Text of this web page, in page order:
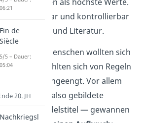
sollte erklärbar und kontrollierbar
auch Kunst und Literatur.
viele junge Menschen wollten sich
lösen. Sie fühlten sich von Regeln
Hierarchien eingeengt. Vor allem
— also gebildete
ohne Adelstitel — gewannen
06:21
Fin de
Siècle
5/5 – Dauer:
05:04
20. JH
Nachkriegsl